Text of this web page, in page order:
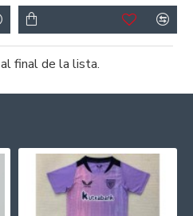
final de la lista.